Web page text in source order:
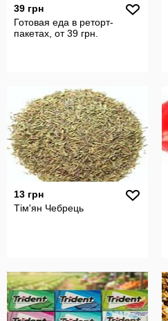
39 грн
Готовая еда в реторт-
пакетах, от 39 грн.
13 грн
Тім'ян Чебрець